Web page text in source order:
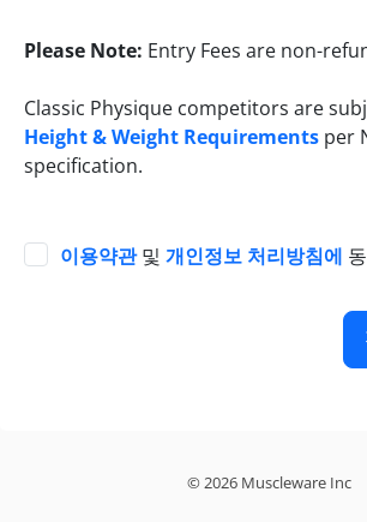
Please Note: Entry Fees are non-
Classic Physique competitors are
Height & Weight Requirements per
specification.
이용약관및개인정보 처리방침에
© 2026 Muscleware Inc